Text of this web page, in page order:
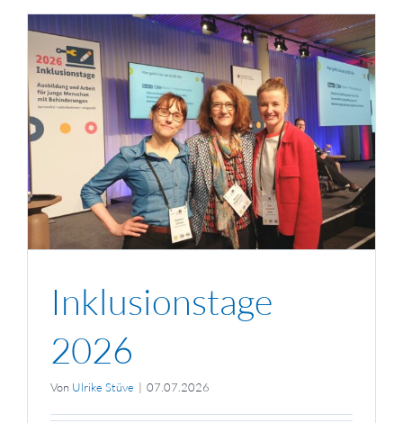
Inklusionstage
2026
Von Ulrike Stüve | 07.07.2026